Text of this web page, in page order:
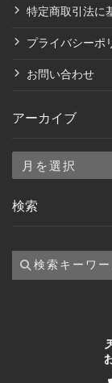
特定商取引法に
プライバシーポ
お問い合わせ
アーカイブ
ア
カ
ブ
検索